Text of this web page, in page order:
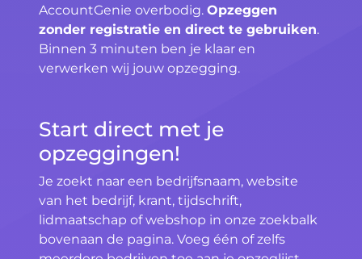
AccountGenie overbodig. Opzeggen
zonder registratie en direct te gebruiken.
Binnen 3 minuten ben je klaar en
verwerken wij jouw opzegging.
Start direct met je
opzeggingen!
Je zoekt naar een bedrijfsnaam, website
van het bedrijf, krant, tijdschrift,
lidmaatschap of webshop in onze zoekbalk
bovenaan de pagina. Voeg één of zelfs